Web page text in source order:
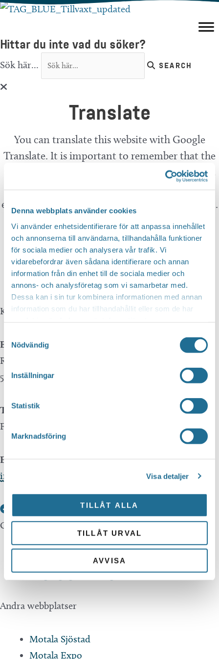
Denna webbplats använder cookies
Vi använder enhetsidentifierare för att anpassa innehållet
och annonserna till användarna, tillhandahålla funktioner
för sociala medier och analysera vår trafik. Vi
vidarebefordrar även sådana identifierare och annan
information från din enhet till de sociala medier och
annons- och analysföretag som vi samarbetar med.
Dessa kan i sin tur kombinera informationen med annan
information som du har tillhandahållit eller som de har
Nödvändig
Inställningar
Statistik
Marknadsföring
Visa detaljer
TILLÅT ALLA
TILLÅT URVAL
AVVISA
Hoppa
innehåll
Hittar du inte vad du söker?
Sök här... SEARCH
Translate
You can translate this website with Google
Translate. It is important to remember that the
translation is being done by a machine and not
by a person. This means that you can never
expect the translation to be 100 percent correct.
Tillväxt Motala is not responsible for any
mistakes in translations performed by Google
Translate.
Kontakta oss
Besöksadress
Repslagaregatan 13C
591 30 Motala
Telefon
Företagsservice 0141-10 12 00
E-post
info@tillvaxtmotala.se
Om webbplatsen
Integritetspolicy
Tillgänglighetsredogörelse
Andra webbplatser
Motala Sjöstad
Motala Expo